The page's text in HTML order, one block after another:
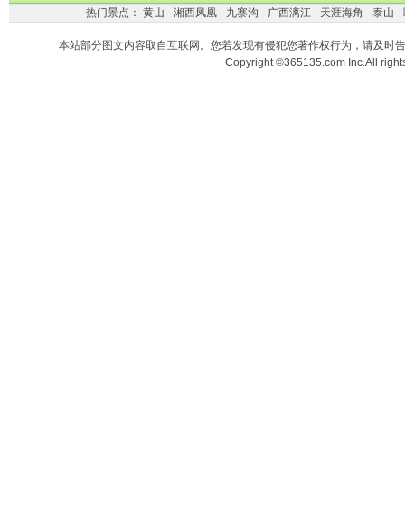
热门景点： 黄山 - 湘西凤凰- 九寨沟 - 广西漓江- 天涯海角 - 泰山 -
本站部分图文内容取自互联网。您若发现有侵犯您著作权行为，请及时
Copyright ©365135.com Inc.All